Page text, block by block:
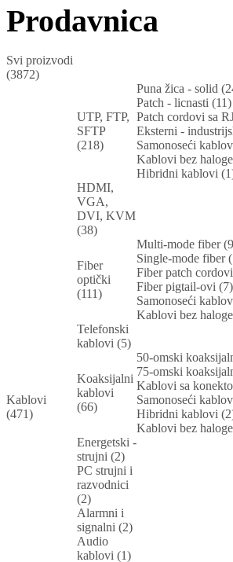
Prodavnica
Svi proizvodi
(3872)
Kablovi
(471)
UTP, FTP,
SFTP
(218)
Puna žica - solid
Patch - licnasti (11)
Patch cordovi sa
Eksterni -
Samonoseći
Kablovi bez
Hibridni kablovi
HDMI,
VGA,
DVI, KVM
(38)
Fiber
optički
(111)
Multi-mode fiber
Single-mode fiber
Fiber patch
Fiber pigtail-ovi (7)
Samonoseći
Kablovi bez
Telefonski
kablovi (5)
Koaksijalni
kablovi
(66)
50-omski
75-omski
Kablovi sa
Samonoseći
Hibridni kablovi
Kablovi bez
Energetski -
strujni (2)
PC strujni i
razvodnici
(2)
Alarmni i
signalni (2)
Audio
kablovi (1)